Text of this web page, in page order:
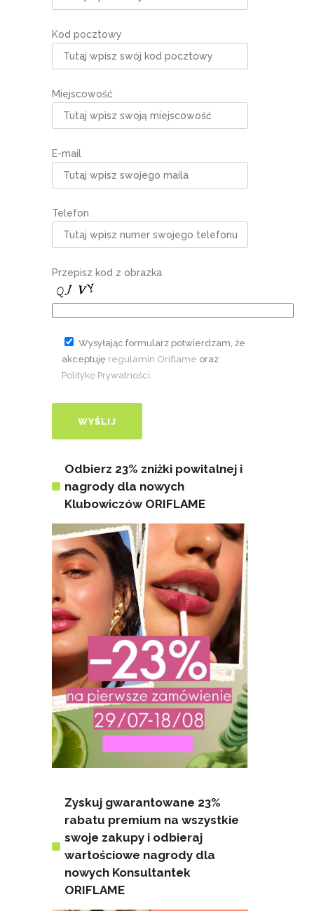
Kod pocztowy
Miejscowość
E-mail
Telefon
Przepisz kod z obrazka
Wysyłając formularz potwierdzam, że
akceptuję regulamin Oriflame oraz
Politykę Prywatności
Odbierz 23% zniżki powitalnej i
nagrody dla nowych
Klubowiczów ORIFLAME
Zyskuj gwarantowane 23%
rabatu premium na wszystkie
swoje zakupy i odbieraj
wartościowe nagrody dla
nowych Konsultantek
ORIFLAME